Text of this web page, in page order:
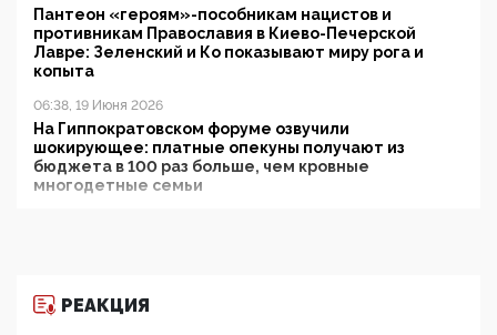
Пантеон «героям»-пособникам нацистов и
противникам Православия в Киево-Печерской
Лавре: Зеленский и Ко показывают миру рога и
копыта
06:38, 19 Июня 2026
На Гиппократовском форуме озвучили
шокирующее: платные опекуны получают из
бюджета в 100 раз больше, чем кровные
многодетные семьи
11:53, 09 Июня 2026
РЕАКЦИЯ